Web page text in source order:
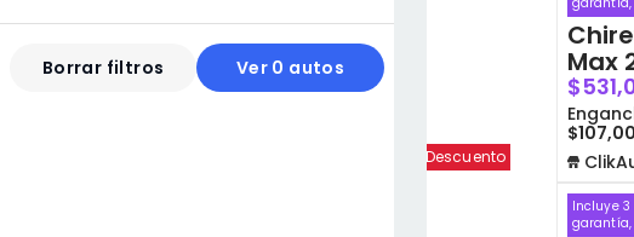
Borrar filtros Ver 0 autos
Descuento
Max
ClikAuto
Incluye
garantía,